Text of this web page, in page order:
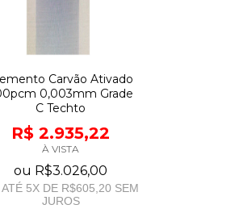
Carvão Ativado
0,003mm Grade
C Techto
R$ 2.935,22
À VISTA
ou R$3.026,00
5X DE R$605,20 SEM
JUROS